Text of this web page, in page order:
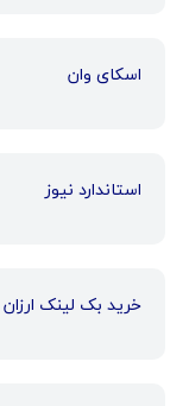
اسکای وان
استاندارد نیوز
خرید بک لینک ارزان